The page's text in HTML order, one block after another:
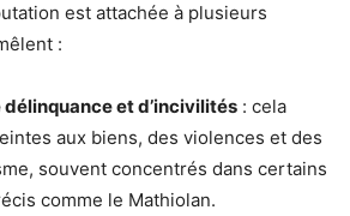
est attachée à plusieurs
:
délinquance et d’incivilités : cela
aux biens, des violences et des
souvent concentrés dans certains
comme le Mathiolan.